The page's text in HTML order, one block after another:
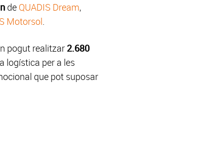
de QUADIS Dream,
Motorsol
pogut realitzar 2.680
logística per a les
que pot suposar